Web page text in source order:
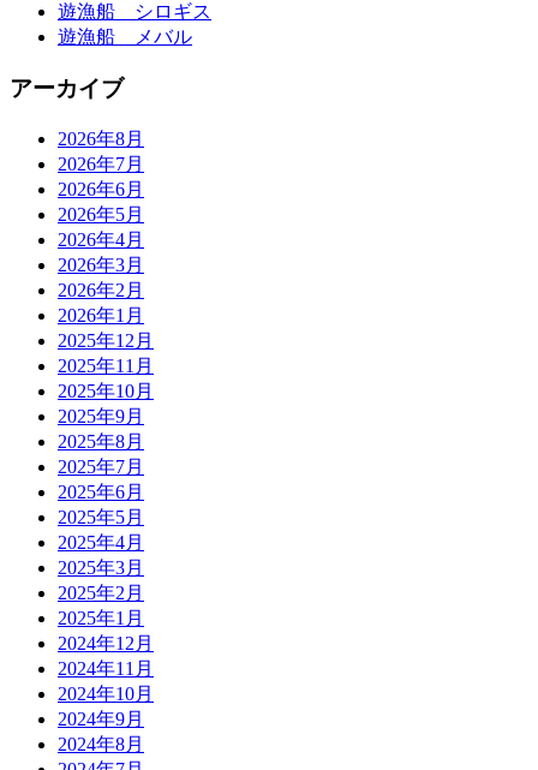
遊漁船 シロギス
遊漁船 メバル
アーカイブ
2026年8月
2026年7月
2026年6月
2026年5月
2026年4月
2026年3月
2026年2月
2026年1月
2025年12月
2025年11月
2025年10月
2025年9月
2025年8月
2025年7月
2025年6月
2025年5月
2025年4月
2025年3月
2025年2月
2025年1月
2024年12月
2024年11月
2024年10月
2024年9月
2024年8月